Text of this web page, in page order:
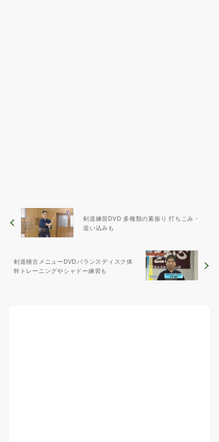
剣道練習DVD 多種類の素振り 打ちこみ・
追い込みも
剣道稽古メニューDVDバランスディスク体
幹トレーニングやシャドー練習も